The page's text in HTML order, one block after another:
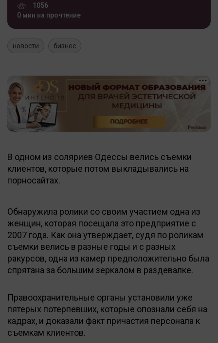
1056
0 мин на прочтение
новости бизнес
В одном из соляриев Одессы велись съемки
клиентов, которые потом выкладывались на
порносайтах.
Обнаружила ролики со своим участием одна из
женщин, которая посещала это предприятие с
2007 года. Как она утверждает, судя по роликам
съемки велись в разные годы и с разных
ракурсов, одна из камер предположительно была
спрятана за большим зеркалом в раздевалке.
Правоохранительные органы установили уже
пятерых потерпевших, которые опознали себя на
кадрах, и доказали факт причастия персонала к
съемкам клиентов.